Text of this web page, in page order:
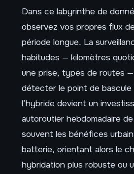
Dans ce labyrinthe de
observez vos propres flux
période longue. La
habitudes — kilomètres
une prise, types de routes
détecter le point de bascule
l’hybride devient un
autoroutier hebdomadaire
souvent les bénéfices
batterie, orientant alors le
hybridation plus robuste ou